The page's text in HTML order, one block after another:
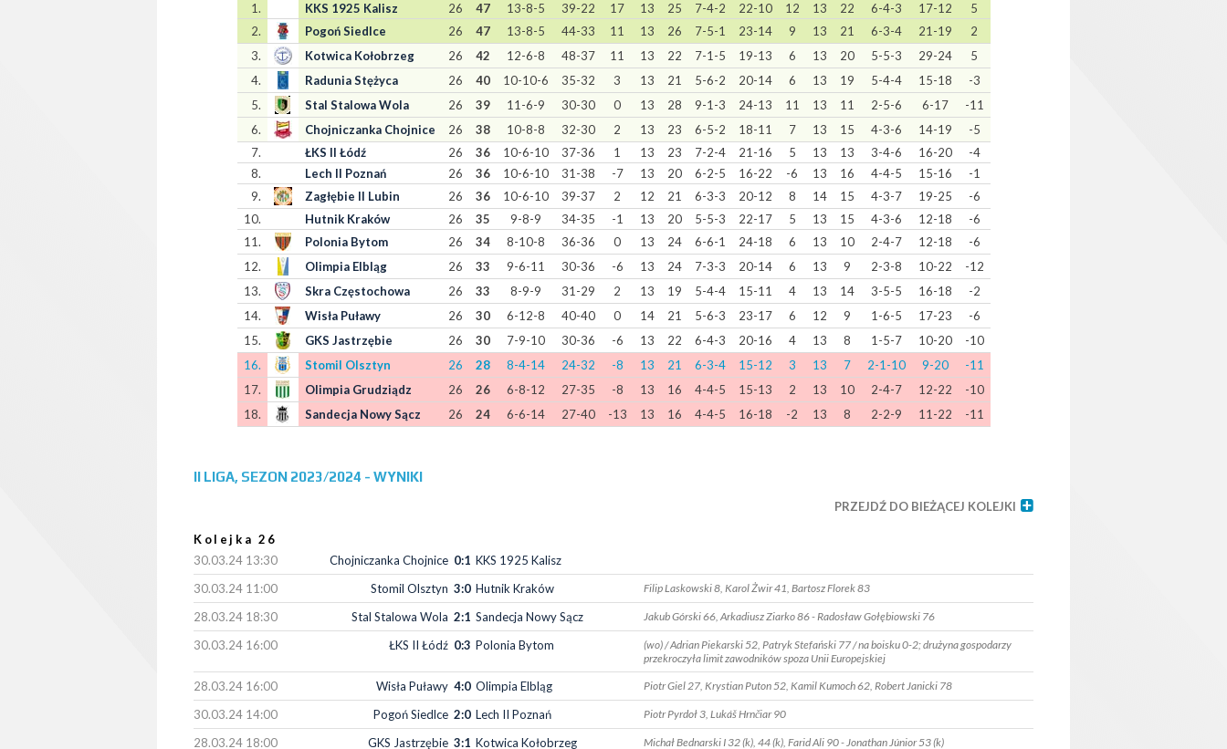
1.
KKS 1925 Kalisz 26 47 13-8-5 39-22 17 13 25 7-4-2 22-10 12 13 22 6-4-3 17-12
5
2.
Pogoń Siedlce 26 47 13-8-5 44-33 11 13 26 7-5-1 23-14 9 13 21 6-3-4 21-19
2
3.
Kotwica Kołobrzeg 26 42 12-6-8 48-37 11 13 22 7-1-5 19-13 6 13 20 5-5-3 29-24
5
4.
Radunia Stężyca 26 40 10-10-6 35-32 3 13 21 5-6-2 20-14 6 13 19 5-4-4 15-18
-3
5.
Stal Stalowa Wola 26 39 11-6-9 30-30 0 13 28 9-1-3 24-13 11 13 11 2-5-6 6-17
-11
6.
Chojniczanka Chojnice 26 38 10-8-8 32-30 2 13 23 6-5-2 18-11 7 13 15 4-3-6 14-19
-5
7.
ŁKS II Łódź 26 36 10-6-10 37-36 1 13 23 7-2-4 21-16 5 13 13 3-4-6 16-20
-4
8.
Lech II Poznań 26 36 10-6-10 31-38 -7 13 20 6-2-5 16-22 -6 13 16 4-4-5 15-16
-1
9.
Zagłębie II Lubin 26 36 10-6-10 39-37 2 12 21 6-3-3 20-12 8 14 15 4-3-7 19-25
-6
10.
Hutnik Kraków 26 35 9-8-9 34-35 -1 13 20 5-5-3 22-17 5 13 15 4-3-6 12-18
-6
11.
Polonia Bytom 26 34 8-10-8 36-36 0 13 24 6-6-1 24-18 6 13 10 2-4-7 12-18
-6
12.
Olimpia Elbląg 26 33 9-6-11 30-36 -6 13 24 7-3-3 20-14 6 13 9 2-3-8 10-22
-12
13.
Skra Częstochowa 26 33 8-9-9 31-29 2 13 19 5-4-4 15-11 4 13 14 3-5-5 16-18
-2
14.
Wisła Puławy 26 30 6-12-8 40-40 0 14 21 5-6-3 23-17 6 12 9 1-6-5 17-23
-6
15.
GKS Jastrzębie 26 30 7-9-10 30-36 -6 13 22 6-4-3 20-16 4 13 8 1-5-7 10-20
-10
16.
Stomil Olsztyn 26 28 8-4-14 24-32 -8 13 21 6-3-4 15-12 3 13 7 2-1-10 9-20
-11
17.
Olimpia Grudziądz 26 26 6-8-12 27-35 -8 13 16 4-4-5 15-13 2 13 10 2-4-7 12-22
-10
18.
Sandecja Nowy Sącz 26 24 6-6-14 27-40 -13 13 16 4-4-5 16-18 -2 13 8 2-2-9 11-22 -11
II LIGA, SEZON 2023/2024 - WYNIKI
PRZEJDŹ DO BIEŻĄCEJ KOLEJKI
Kolejka 26
30.03.24 13:30
Chojniczanka Chojnice 0:1 KKS 1925 Kalisz
30.03.24 11:00
Stomil Olsztyn 3:0 Hutnik Kraków Filip Laskowski 8, Karol Żwir 41, Bartosz Florek 83
28.03.24 18:30 Stal Stalowa Wola 2:1 Sandecja Nowy Sącz Jakub Górski 66, Arkadiusz Ziarko 86 - Radosław Gołębiowski 76
30.03.24 16:00 ŁKS II Łódź 0:3 Polonia Bytom
(wo) / Adrian Piekarski 52, Patryk Stefański 77 / na boisku 0-2; drużyna gospodarzy
przekroczyła limit zawodników spoza Unii Europejskiej
28.03.24 16:00 Wisła Puławy 4:0 Olimpia Elbląg Piotr Giel 27, Krystian Puton 52, Kamil Kumoch 62, Robert Janicki 78
30.03.24 14:00 Pogoń Siedlce 2:0 Lech II Poznań Piotr Pyrdoł 3, Lukáš Hrnčiar 90
28.03.24 18:00 GKS Jastrzębie 3:1 Kotwica Kołobrzeg Michał Bednarski I 32 (k), 44 (k), Farid Ali 90 - Jonathan Júnior 53 (k)